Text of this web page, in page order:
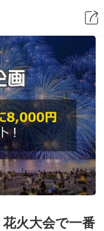
花火大会で一番